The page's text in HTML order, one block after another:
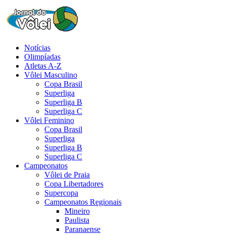
Notícias
Olimpíadas
Atletas A-Z
Vôlei Masculino
Copa Brasil
Superliga
Superliga B
Superliga C
Vôlei Feminino
Copa Brasil
Superliga
Superliga B
Superliga C
Campeonatos
Vôlei de Praia
Copa Libertadores
Supercopa
Campeonatos Regionais
Mineiro
Paulista
Paranaense